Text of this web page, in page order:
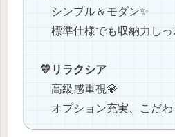
シンプル＆モダン✨
標準仕様でも収納力しっ
💛リラクシア
高級感重視💎
オプション充実、こだわ